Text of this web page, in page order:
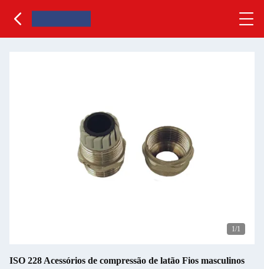
1/1
ISO 228 Acessórios de compressão de latão Fios masculinos